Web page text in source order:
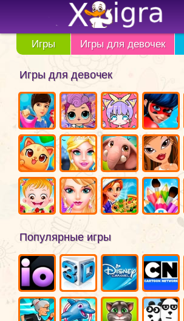
Игры Игры для девочек
Игры для девочек
Популярные игры